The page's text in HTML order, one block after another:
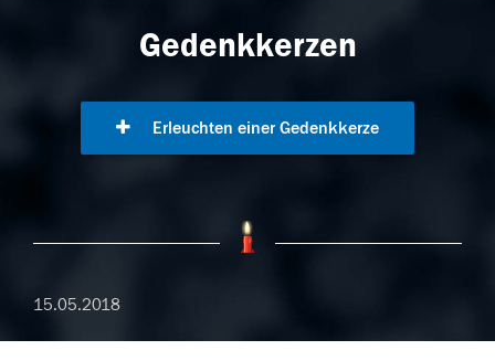
Gedenkkerzen
Erleuchten einer Gedenkkerze
15.05.2018